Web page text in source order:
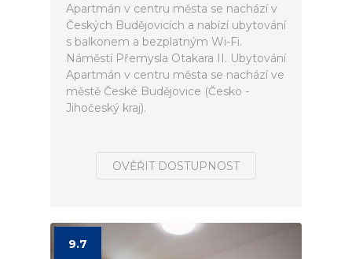
Apartmán v centru města se nachází v
Českých Budějovicích a nabízí ubytování
s balkonem a bezplatným Wi-Fi.
Náměstí Přemysla Otakara II. Ubytování
Apartmán v centru města se nachází ve
městě České Budějovice (Česko -
Jihočeský kraj).
OVĚŘIT DOSTUPNOST
9.7